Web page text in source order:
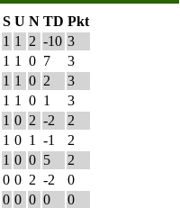
S U N TD Pkt
1 1 2 -10 3
1 1 0 7
3
1 1 0 2
3
1 1 0 1
3
1 0 2 -2
2
1 0 1 -1
2
1 0 0 5
2
0 0 2 -2
0
0 0 0 0
0